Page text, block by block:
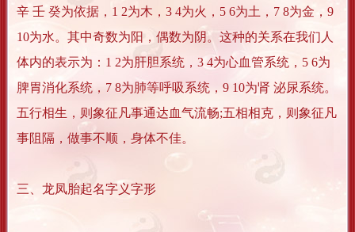
辛 壬 癸为依据，1 2为木，3 4为火，5 6为土，7 8为金，9
10为水。其中奇数为阳，偶数为阴。这种的关系在我们人
体内的表示为：1 2为肝胆系统，3 4为心血管系统，5 6为
脾胃消化系统，7 8为肺等呼吸系统，9 10为肾 泌尿系统。
五行相生，则象征凡事通达血气流畅;五相相克，则象征凡
事阻隔，做事不顺，身体不佳。
三、龙凤胎起名字义字形